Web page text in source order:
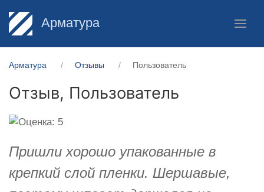
Арматура
Арматура Отзывы Пользователь
Отзыв, Пользователь
Пришли хорошо упакованные в
крепкий слой пленки. Шершавые,